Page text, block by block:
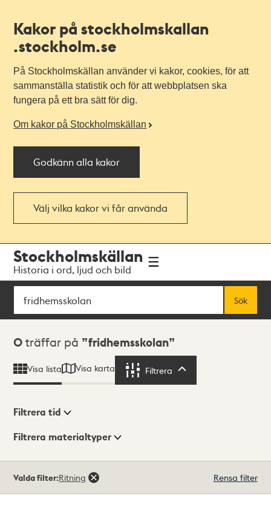
Kakor på stockholmskallan
.stockholm.se
På Stockholmskällan använder vi kakor, cookies, för att
sammanställa statistik och för att webbplatsen ska
fungera på ett bra sätt för dig.
Om kakor på Stockholmskällan
Godkänn alla kakor
Välj vilka kakor vi får använda
navigationen
huvudinnehållet
Stockholmskällan
Historia i ord, ljud och bild
Sök
Sök
Sökresultat
0 träffar på fridhemsskolan
Visa lista Visa karta Filtrera
Visningsläge
Filtrera tid
Filtrera materialtyper
träffar
Valda filter:Ritning Rensa filter